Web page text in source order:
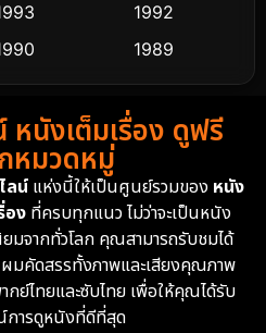
4
94
1992
1989
1985
1981
หนังเต็มเรื่อง ดูฟรี
หมวดหมู่
ลน์แห่งนี้ให้เป็นศูนย์รวมของ หนัง
อง ที่ครบทุกแนว ไม่ว่าจะเป็นหนัง
มจากทั่วโลก คุณสามารถรับชมได้
มคัดสรรทั้งภาพและเสียงคุณภาพ
ย์ไทยและซับไทย เพื่อให้คุณได้รับ
การดูหนังที่ดีที่สุด